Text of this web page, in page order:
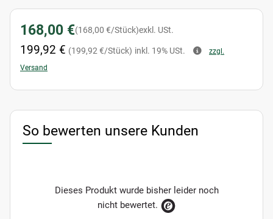
168,00 €(168,00 €/Stück)exkl. USt.
199,92 € (199,92 €/Stück) inkl. 19% USt.
zzgl.
Versand
So bewerten unsere Kunden
Dieses Produkt wurde bisher leider noch
nicht bewertet.